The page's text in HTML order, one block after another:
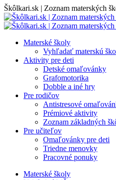
Skip
to
content
Škôlkari.sk | Zoznam materských
Materské školy
Vyhľadať materskú
Aktivity pre deti
Detské omaľovánky
Grafomotorika
Dobble a iné hry
Pre rodičov
Antistresové
Prémiové aktivity
Zoznam základných
Pre učiteľov
Omaľovánky pre deti
Triedne menovky
Pracovné ponuky
Materské školy